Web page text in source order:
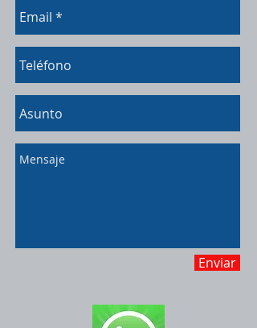
Enviar